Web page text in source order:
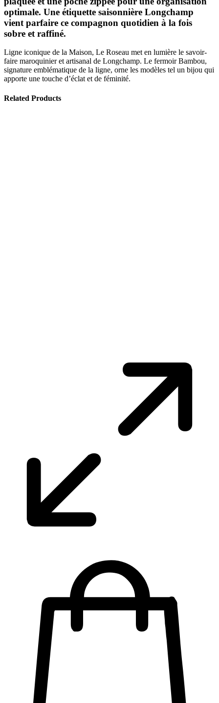
optimale. Une étiquette saisonnière Longchamp
vient parfaire ce compagnon quotidien à la fois
sobre et raffiné.
Ligne iconique de la Maison, Le Roseau met en lumière le savoir-
faire maroquinier et artisanal de Longchamp. Le fermoir Bambou,
signature emblématique de la ligne, orne les modèles tel un bijou qui
apporte une touche d’éclat et de féminité.
Related Products